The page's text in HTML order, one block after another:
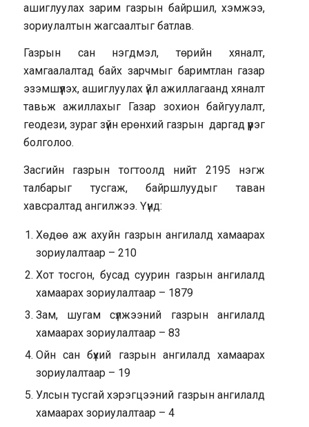
ашиглуулах зарим газрын байршил, хэмжээ,
зориулалтын жагсаалтыг батлав.
Газрын сан нэгдмэл, төрийн хяналт,
хамгаалалтад байх зарчмыг баримтлан газар
эзэмшүүлэх, ашиглуулах үйл ажиллагаанд хяналт
тавьж ажиллахыг Газар зохион байгуулалт,
геодези, зураг зүйн ерөнхий газрын даргад үүрэг
болголоо.
Засгийн газрын тогтоолд нийт 2195 нэгж
талбарыг тусгаж, байршлуудыг таван
хавсралтад ангилжээ. Үүнд:
Хөдөө аж ахуйн газрын ангилалд хамаарах
зориулалтаар – 210
Хот тосгон, бусад суурин газрын ангилалд
хамаарах зориулалтаар – 1879
Зам, шугам сүлжээний газрын ангилалд
хамаарах зориулалтаар – 83
Ойн сан бүхий газрын ангилалд хамаарах
зориулалтаар – 19
Улсын тусгай хэрэгцээний газрын ангилалд
хамаарах зориулалтаар – 4